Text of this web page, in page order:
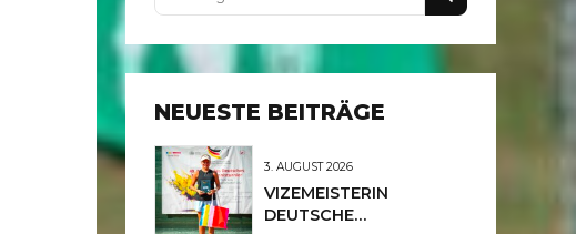
NEUESTE BEITRÄGE
3. AUGUST 2026
VIZEMEISTERIN
DEUTSCHE